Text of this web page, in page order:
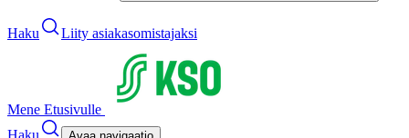
Haku Liity asiakasomistajaksi
Mene Etusivulle
Haku